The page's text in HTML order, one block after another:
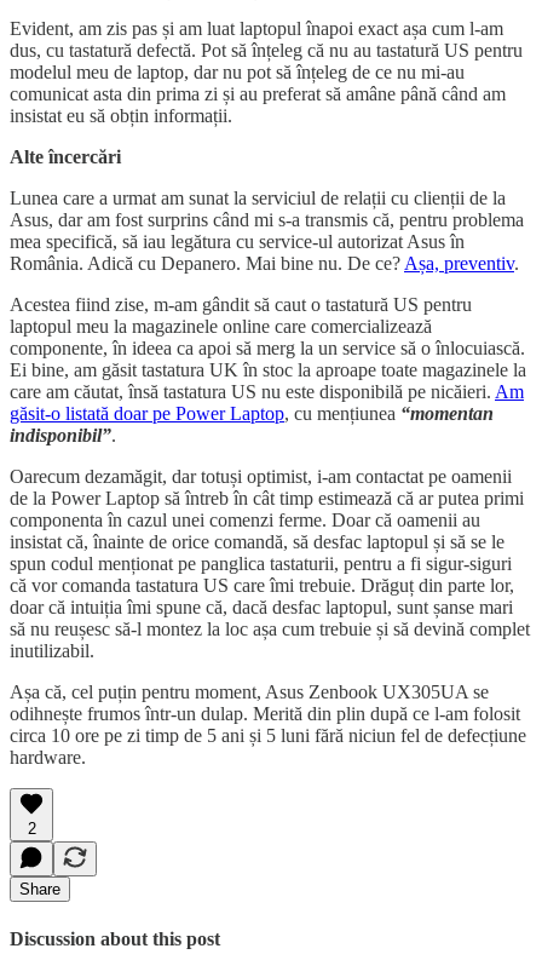
Evident, am zis pas și am luat laptopul înapoi exact așa cum l-am
dus, cu tastatură defectă. Pot să înțeleg că nu au tastatură US pentru
modelul meu de laptop, dar nu pot să înțeleg de ce nu mi-au
comunicat asta din prima zi și au preferat să amâne până când am
insistat eu să obțin informații.
Alte încercări
Lunea care a urmat am sunat la serviciul de relații cu clienții de la
Asus, dar am fost surprins când mi s-a transmis că, pentru problema
mea specifică, să iau legătura cu service-ul autorizat Asus în
România. Adică cu Depanero. Mai bine nu. De ce? Așa, preventiv.
Acestea fiind zise, m-am gândit să caut o tastatură US pentru
laptopul meu la magazinele online care comercializează
componente, în ideea ca apoi să merg la un service să o înlocuiască.
Ei bine, am găsit tastatura UK în stoc la aproape toate magazinele la
care am căutat, însă tastatura US nu este disponibilă pe nicăieri. Am
găsit-o listată doar pe Power Laptop, cu mențiunea “momentan
indisponibil”.
Oarecum dezamăgit, dar totuși optimist, i-am contactat pe oamenii
de la Power Laptop să întreb în cât timp estimează că ar putea primi
componenta în cazul unei comenzi ferme. Doar că oamenii au
insistat că, înainte de orice comandă, să desfac laptopul și să se le
spun codul menționat pe panglica tastaturii, pentru a fi sigur-siguri
că vor comanda tastatura US care îmi trebuie. Drăguț din parte lor,
doar că intuiția îmi spune că, dacă desfac laptopul, sunt șanse mari
să nu reușesc să-l montez la loc așa cum trebuie și să devină complet
inutilizabil.
Așa că, cel puțin pentru moment, Asus Zenbook UX305UA se
odihnește frumos într-un dulap. Merită din plin după ce l-am folosit
circa 10 ore pe zi timp de 5 ani și 5 luni fără niciun fel de defecțiune
hardware.
2
Share
Discussion about this post